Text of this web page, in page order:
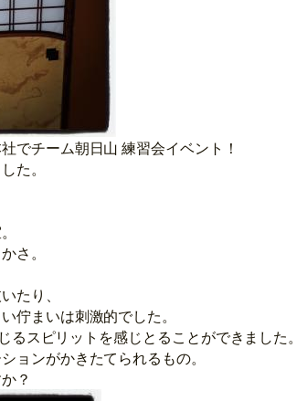
でチーム朝日山 練習会イベント！
た。
さ。
たり、
佇まいは刺激的でした。
るスピリットを感じとることができました。
ョンがかきたてられるもの。
？